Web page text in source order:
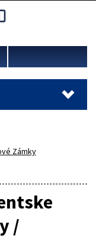
vnútra SR.
Zámky
/